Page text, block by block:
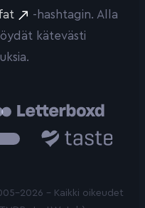
-hashtagin. Alla
kätevästi
2026 - Kaikki oikeudet